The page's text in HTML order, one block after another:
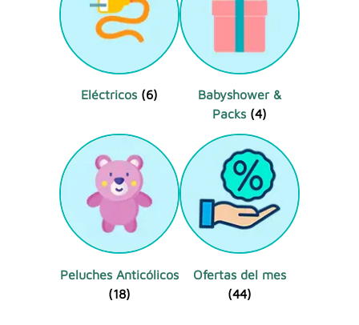
Eléctricos (6)
Babyshower &
Packs (4)
Peluches Anticólicos
(18)
Ofertas del mes
(44)